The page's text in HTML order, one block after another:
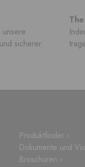
unsere
sicherer.
Produktfinder ›
Dokumente und
Broschüren ›